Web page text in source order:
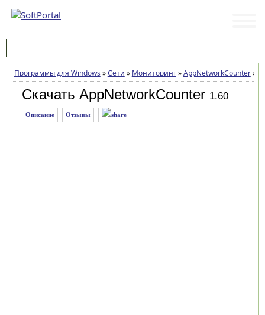
Программы для Windows »Сети » Мониторинг»AppNetworkCounter»
Скачать AppNetworkCounter 1.60
Описание Отзывы